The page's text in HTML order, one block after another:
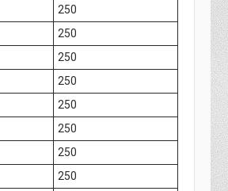
250
250
250
250
250
250
250
250